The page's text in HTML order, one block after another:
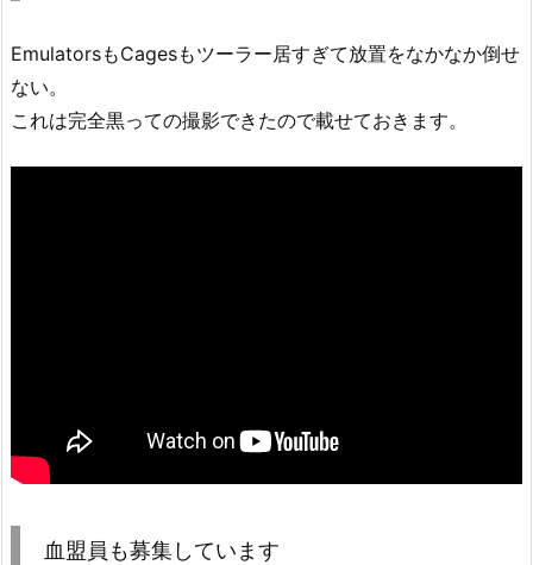
EmulatorsもCagesもツーラー居すぎて放置をなかなか倒せ
ない。
これは完全黒っての撮影できたので載せておきます。
血盟員も募集しています